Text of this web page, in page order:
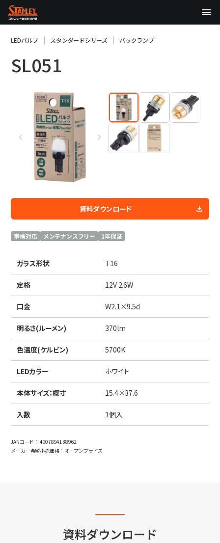
日本語 English
お問い合わせ
全て
例：VFHY1104P、LLF0111A、ULR4B、SL035
TOP
企業情報
テクノロジー
サステナビリティ
株主・投資家情報
ニュース
採用情報
LEDバルブ スタンダードシリーズ バックランプ
SL051
資料ダウンロード
車検対応 メンテナンスフリー 1年保証
ガラス形状 T16
定格 12V 2.6W
口金 W2.1×9.5d
明るさ(ルーメン) 370lm
色温度(ケルビン) 5700K
LEDカラー ホワイト
本体サイズ：概寸 15.4×37.6
入数 1個入
JANコード： 4907894138962
メーカー希望小売価格： オープンプライス
資料ダウンロード